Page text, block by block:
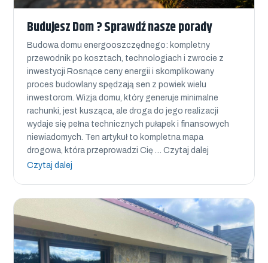
Budujesz Dom ? Sprawdź nasze porady
Budowa domu energooszczędnego: kompletny
przewodnik po kosztach, technologiach i zwrocie z
inwestycji Rosnące ceny energii i skomplikowany
proces budowlany spędzają sen z powiek wielu
inwestorom. Wizja domu, który generuje minimalne
rachunki, jest kusząca, ale droga do jego realizacji
wydaje się pełna technicznych pułapek i finansowych
niewiadomych. Ten artykuł to kompletna mapa
drogowa, która przeprowadzi Cię … Czytaj dalej
Czytaj dalej